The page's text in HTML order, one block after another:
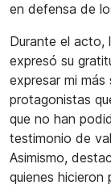
en defensa de
Durante el acto,
expresó su
expresar mi más
protagonistas
que no han
testimonio de
Asimismo,
quienes hicieron